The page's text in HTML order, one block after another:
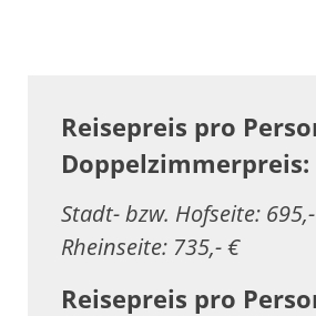
Reisepreis pro
Doppelzimmerpreis:
Stadt- bzw. Hofseite:
Rheinseite: 735,- €
Reisepreis pro